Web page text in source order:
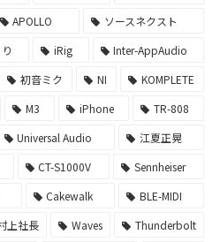
APOLLO
ソースネクスト
iRig
Inter-AppAudio
初音ミク NI
KOMPLETE
M3 iPhone
TR-808
Universal Audio
江夏正晃
CT-S1000V
Sennheiser
Cakewalk
BLE-MIDI
上社長 Waves
Thunderbolt